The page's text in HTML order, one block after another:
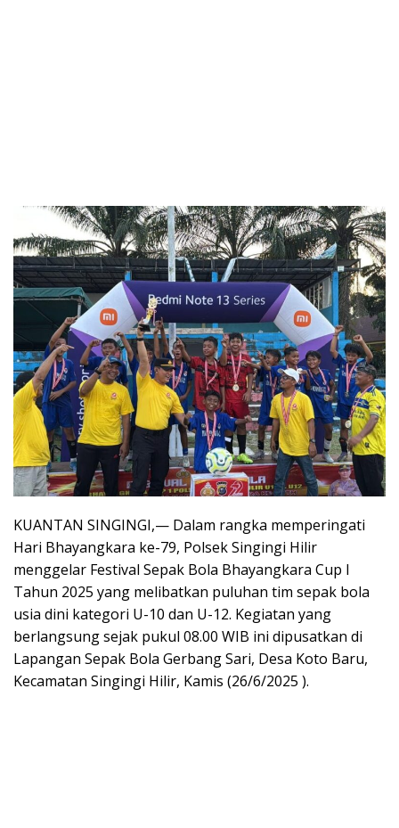
KUANTAN SINGINGI,— Dalam rangka memperingati
Hari Bhayangkara ke-79, Polsek Singingi Hilir
menggelar Festival Sepak Bola Bhayangkara Cup I
Tahun 2025 yang melibatkan puluhan tim sepak bola
usia dini kategori U-10 dan U-12. Kegiatan yang
berlangsung sejak pukul 08.00 WIB ini dipusatkan di
Lapangan Sepak Bola Gerbang Sari, Desa Koto Baru,
Kecamatan Singingi Hilir, Kamis (26/6/2025 ).